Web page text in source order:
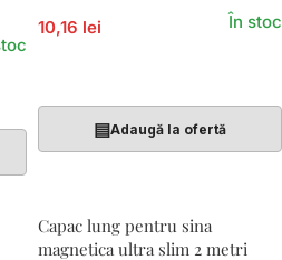
10,16 lei În stoc
▤Adaugă la ofertă
Capac lung pentru sina
magnetica ultra slim 2 metri